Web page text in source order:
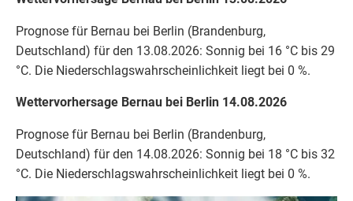
Prognose für Bernau bei Berlin (Brandenburg,
Deutschland) für den 13.08.2026: Sonnig bei 16 °C bis 29
°C. Die Niederschlagswahrscheinlichkeit liegt bei 0 %.
Wettervorhersage Bernau bei Berlin 14.08.2026
Prognose für Bernau bei Berlin (Brandenburg,
Deutschland) für den 14.08.2026: Sonnig bei 18 °C bis 32
°C. Die Niederschlagswahrscheinlichkeit liegt bei 0 %.